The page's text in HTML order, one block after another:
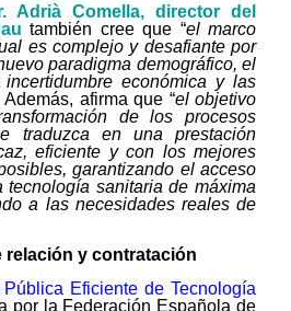
Adrià Comella, director del
también cree que “el marco
es complejo y desafiante por
paradigma demográfico, el
económica y las
Además, afirma que “el objetivo
de los procesos
traduzca en una prestación
eficiente y con los mejores
garantizando el acceso
sanitaria de máxima
a las necesidades reales de
relación y contratación
Eficiente de Tecnología
por la Federación Española de